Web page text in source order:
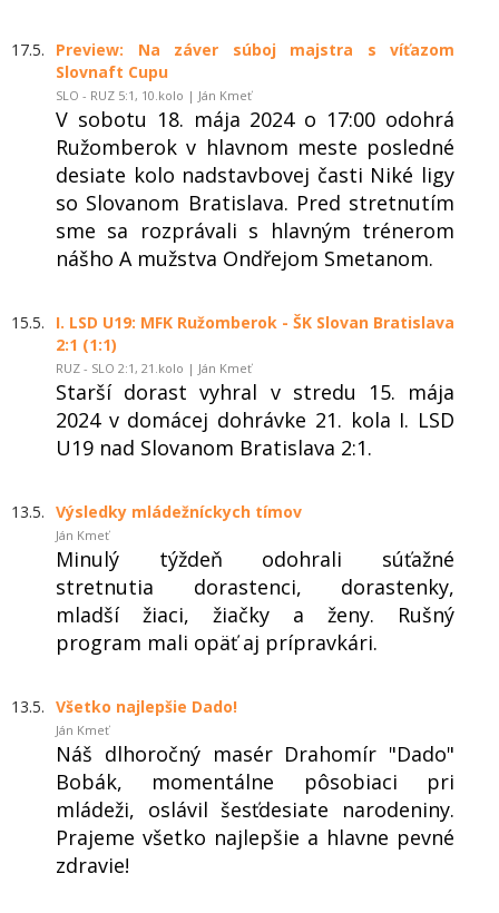
17.5.
Preview: Na záver súboj majstra s víťazom
Slovnaft Cupu
SLO - RUZ 5:1, 10.kolo | Ján Kmeť
V sobotu 18. mája 2024 o 17:00 odohrá
Ružomberok v hlavnom meste posledné
desiate kolo nadstavbovej časti Niké ligy
so Slovanom Bratislava. Pred stretnutím
sme sa rozprávali s hlavným trénerom
nášho A mužstva Ondřejom Smetanom.
15.5.
I. LSD U19: MFK Ružomberok - ŠK Slovan Bratislava
2:1 (1:1)
RUZ - SLO 2:1, 21.kolo | Ján Kmeť
Starší dorast vyhral v stredu 15. mája
2024 v domácej dohrávke 21. kola I. LSD
U19 nad Slovanom Bratislava 2:1.
13.5. Výsledky mládežníckych tímov
Ján Kmeť
Minulý týždeň odohrali súťažné
stretnutia dorastenci, dorastenky,
mladší žiaci, žiačky a ženy. Rušný
program mali opäť aj prípravkári.
13.5. Všetko najlepšie Dado!
Ján Kmeť
Náš dlhoročný masér Drahomír "Dado"
Bobák, momentálne pôsobiaci pri
mládeži, oslávil šesťdesiate narodeniny.
Prajeme všetko najlepšie a hlavne pevné
zdravie!